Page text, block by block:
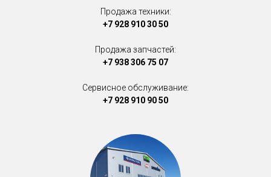
Продажа техники:
+7 928 910 30 50
Продажа запчастей:
+7 938 306 75 07
Сервисное обслуживание:
+7 928 910 90 50